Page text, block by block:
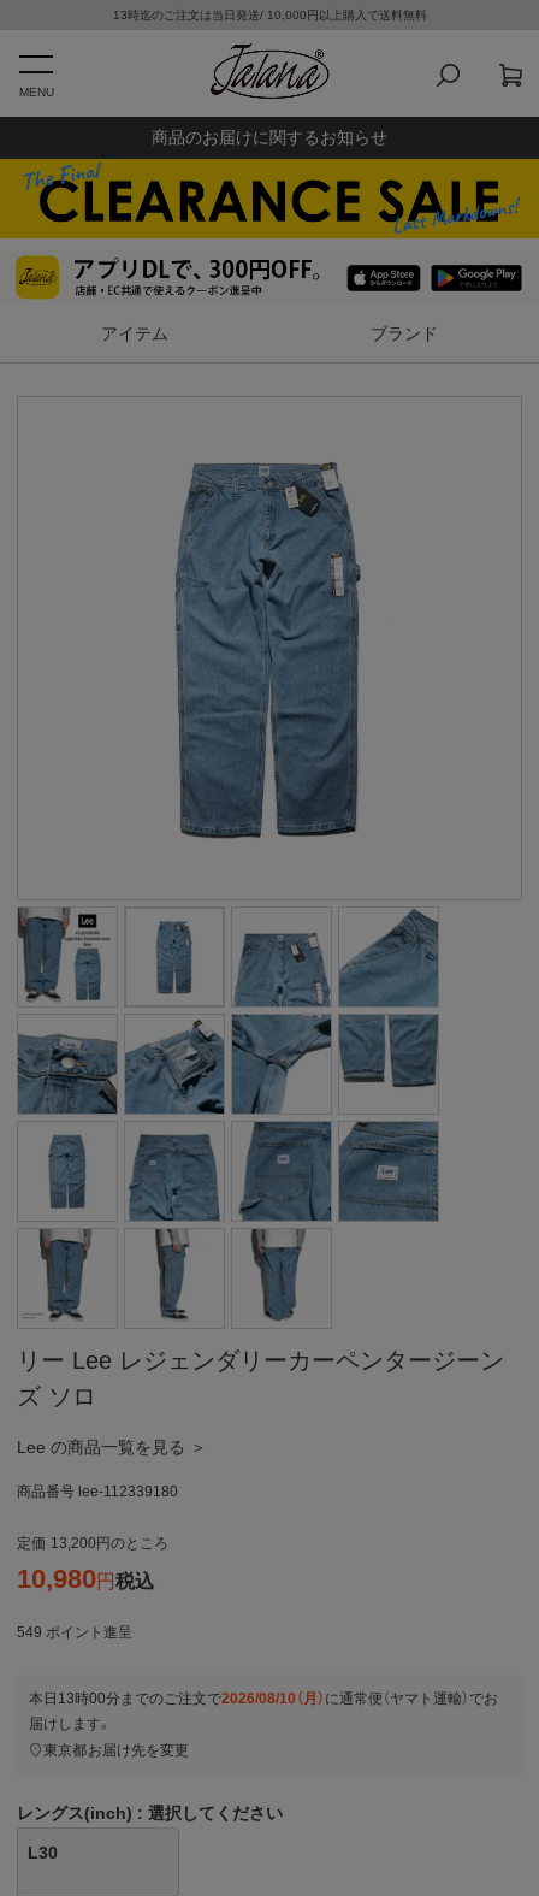
13時迄のご注文は当日発送/ 10,000円以上購入で送料無料
MENU
商品のお届けに関するお知らせ
アイテム ブランド
リー Lee レジェンダリーカーペンタージーン
ズ ソロ
Lee の商品一覧を見る ＞
商品番号 lee-112339180
定価 13,200 のところ
10,980 税込
549 ポイント進呈
本日 13時00分 までのご注文で2026/08/10（月） に通常便（ヤマト運輸） でお
届けします。
東京都お届け先を変更
レングス(inch) 選択してください
L30